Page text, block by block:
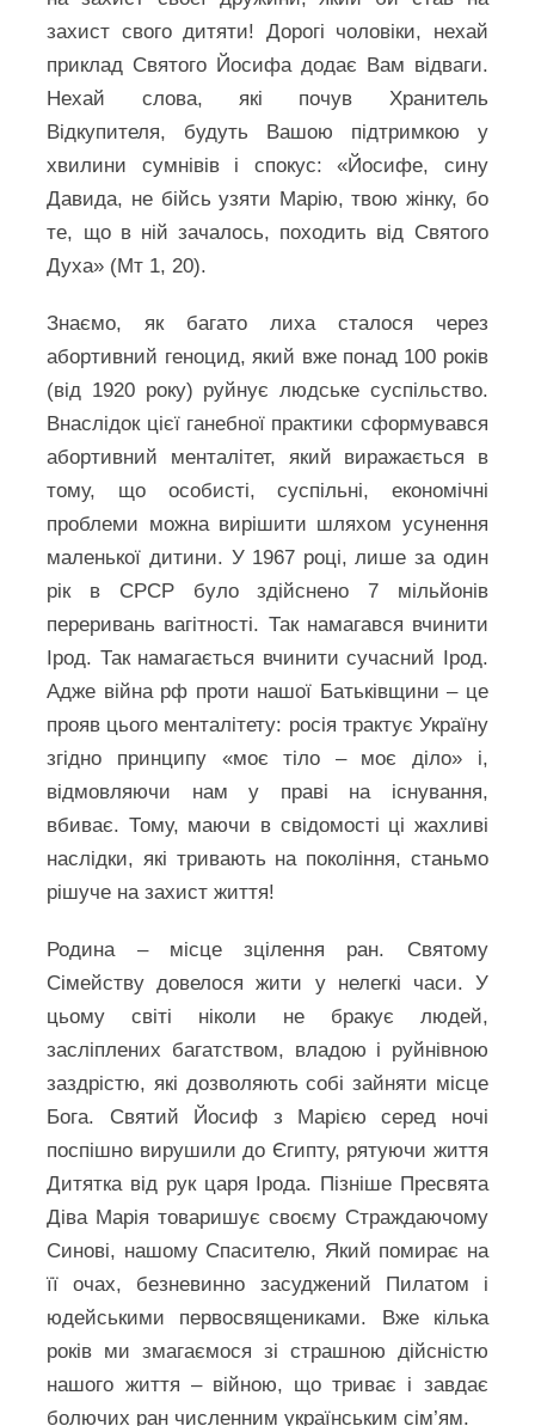
захист свого дитяти! Дорогі чоловіки, нехай
приклад Святого Йосифа додає Вам відваги.
Нехай слова, які почув Хранитель
Відкупителя, будуть Вашою підтримкою у
хвилини сумнівів і спокус: «Йосифе, сину
Давида, не бійсь узяти Марію, твою жінку, бо
те, що в ній зачалось, походить від Святого
Духа» (Мт 1, 20).
Знаємо, як багато лиха сталося через
абортивний геноцид, який вже понад 100 років
(від 1920 року) руйнує людське суспільство.
Внаслідок цієї ганебної практики сформувався
абортивний менталітет, який виражається в
тому, що особисті, суспільні, економічні
проблеми можна вирішити шляхом усунення
маленької дитини. У 1967 році, лише за один
рік в СРСР було здійснено 7 мільйонів
переривань вагітності. Так намагався вчинити
Ірод. Так намагається вчинити сучасний Ірод.
Адже війна рф проти нашої Батьківщини – це
прояв цього менталітету: росія трактує Україну
згідно принципу «моє тіло – моє діло» і,
відмовляючи нам у праві на існування,
вбиває. Тому, маючи в свідомості ці жахливі
наслідки, які тривають на покоління, станьмо
рішуче на захист життя!
Родина – місце зцілення ран. Святому
Сімейству довелося жити у нелегкі часи. У
цьому світі ніколи не бракує людей,
засліплених багатством, владою і руйнівною
заздрістю, які дозволяють собі зайняти місце
Бога. Святий Йосиф з Марією серед ночі
поспішно вирушили до Єгипту, рятуючи життя
Дитятка від рук царя Ірода. Пізніше Пресвята
Діва Марія товаришує своєму Страждаючому
Синові, нашому Спасителю, Який помирає на
її очах, безневинно засуджений Пилатом і
юдейськими первосвящениками. Вже кілька
років ми змагаємося зі страшною дійсністю
нашого життя – війною, що триває і завдає
болючих ран численним українським сім’ям.